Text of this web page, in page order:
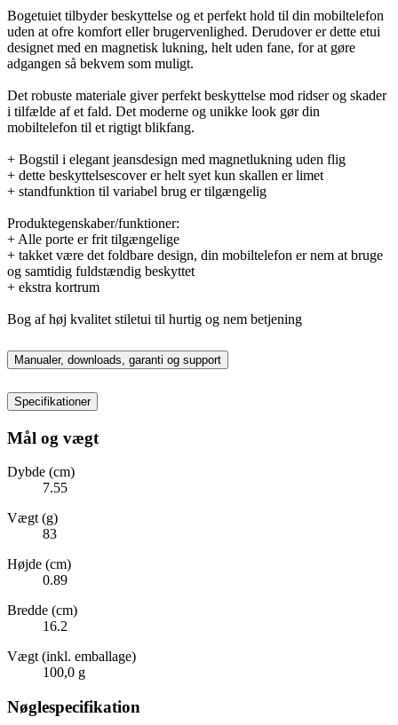
Bogetuiet tilbyder beskyttelse og et perfekt hold til din mobiltelefon
uden at ofre komfort eller brugervenlighed. Derudover er dette etui
designet med en magnetisk lukning, helt uden fane, for at gøre
adgangen så bekvem som muligt.
Det robuste materiale giver perfekt beskyttelse mod ridser og skader
i tilfælde af et fald. Det moderne og unikke look gør din
mobiltelefon til et rigtigt blikfang.
+ Bogstil i elegant jeansdesign med magnetlukning uden flig
+ dette beskyttelsescover er helt syet kun skallen er limet
+ standfunktion til variabel brug er tilgængelig
Produktegenskaber/funktioner:
+ Alle porte er frit tilgængelige
+ takket være det foldbare design, din mobiltelefon er nem at bruge
og samtidig fuldstændig beskyttet
+ ekstra kortrum
Bog af høj kvalitet stiletui til hurtig og nem betjening
Manualer, downloads, garanti og support
Specifikationer
Mål og vægt
Dybde (cm)
7.55
Vægt (g)
83
Højde (cm)
0.89
Bredde (cm)
16.2
Vægt (inkl. emballage)
100,0 g
Nøglespecifikation